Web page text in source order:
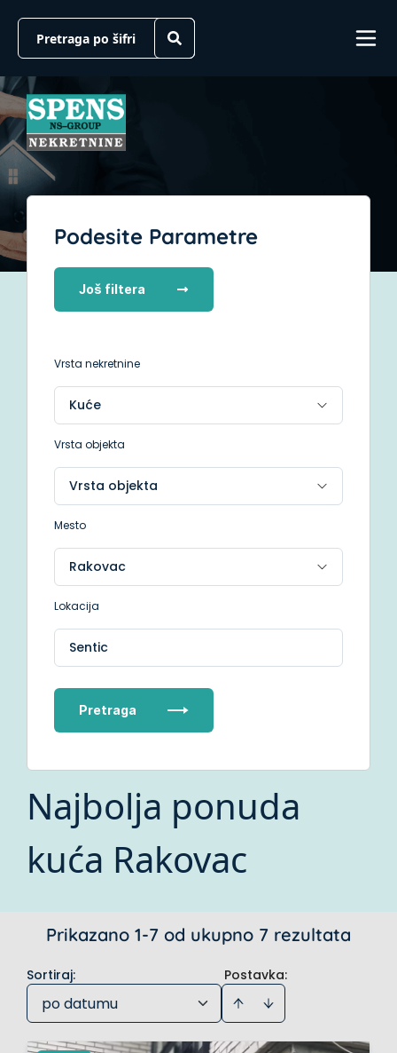
Podesite Parametre
Još filtera
Vrsta nekretnine
Vrsta objekta
Mesto
Lokacija
Sentic
Pretraga
Najbolja ponuda
kuća Rakovac
Prikazano 1-7 od ukupno 7 rezultata
Postavka:
Sortiraj:
po datumu